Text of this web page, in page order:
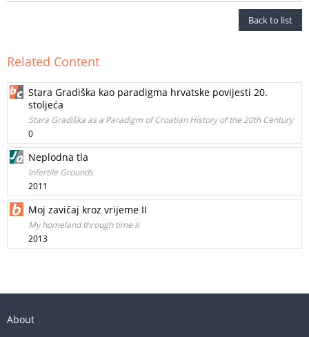
Back to list
Related Content
Stara Gradiška kao paradigma hrvatske povijesti 20.
stoljeća
Stara Gradiška as a Paradigm of Croatian History of the 20th Century
0
Neplodna tla
Infertile Grounds
2011
Moj zavičaj kroz vrijeme II
My homeland through time II
2013
About